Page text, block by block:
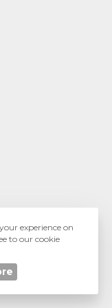
your experience on
to our cookie